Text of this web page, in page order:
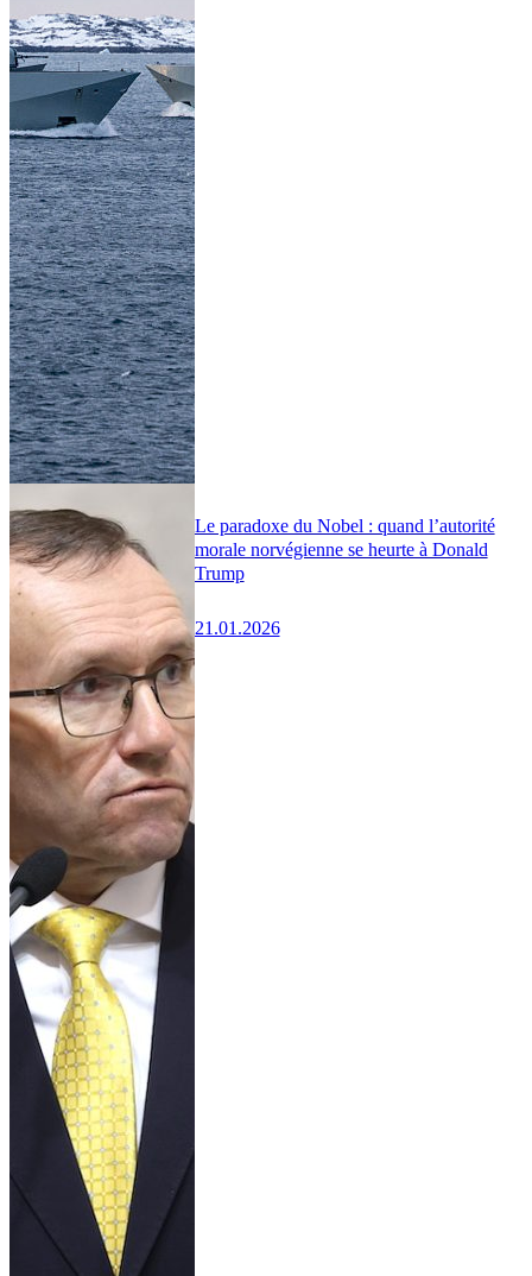
Le paradoxe du Nobel : quand l’autorité
morale norvégienne se heurte à Donald
Trump
21.01.2026